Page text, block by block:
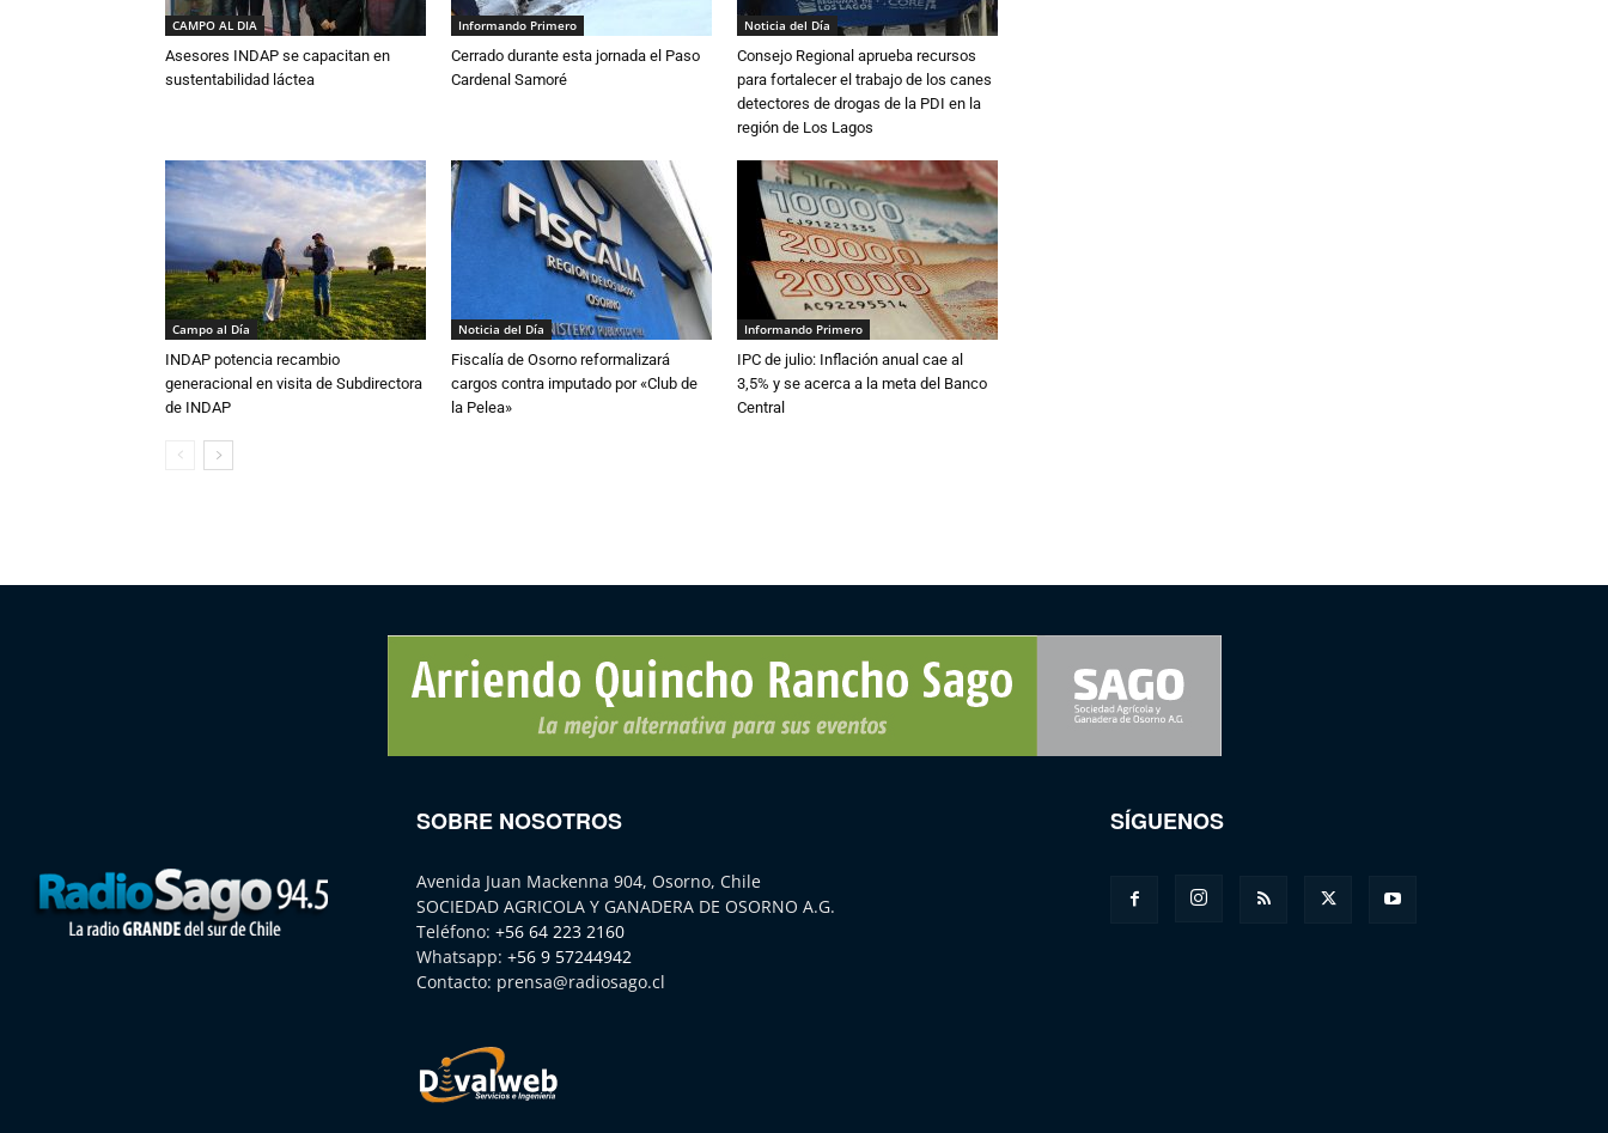
CAMPO AL DIA
Asesores INDAP se capacitan en
sustentabilidad láctea
Informando Primero
Cerrado durante esta jornada el Paso
Cardenal Samoré
Noticia del Día
Consejo Regional aprueba recursos
para fortalecer el trabajo de los canes
detectores de drogas de la PDI en la
región de Los Lagos
Campo al Día
INDAP potencia recambio
generacional en visita de Subdirectora
de INDAP
Noticia del Día
Fiscalía de Osorno reformalizará
cargos contra imputado por «Club de
la Pelea»
Informando Primero
IPC de julio: Inflación anual cae al
3,5% y se acerca a la meta del Banco
Central
SOBRE NOSOTROS
Avenida Juan Mackenna 904, Osorno, Chile
SOCIEDAD AGRICOLA Y GANADERA DE OSORNO A.G.
Teléfono: +56 64 223 2160
Whatsapp: +56 9 57244942
Contacto: prensa@radiosago.cl
SÍGUENOS